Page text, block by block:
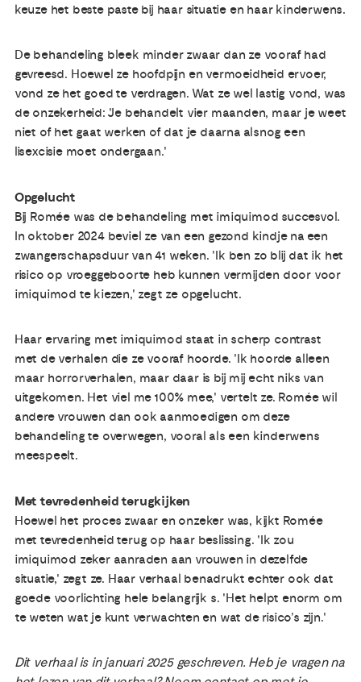
keuze het beste paste bij haar situatie en haar kinderwens.
De behandeling bleek minder zwaar dan ze vooraf had
gevreesd. Hoewel ze hoofdpijn en vermoeidheid ervoer,
vond ze het goed te verdragen. Wat ze wel lastig vond, was
de onzekerheid: 'Je behandelt vier maanden, maar je weet
niet of het gaat werken of dat je daarna alsnog een
lisexcisie moet ondergaan.'
Opgelucht
Bij Romée was de behandeling met imiquimod succesvol.
In oktober 2024 beviel ze van een gezond kindje na een
zwangerschapsduur van 41 weken. 'Ik ben zo blij dat ik het
risico op vroeggeboorte heb kunnen vermijden door voor
imiquimod te kiezen,' zegt ze opgelucht.
Haar ervaring met imiquimod staat in scherp contrast
met de verhalen die ze vooraf hoorde. 'Ik hoorde alleen
maar horrorverhalen, maar daar is bij mij echt niks van
uitgekomen. Het viel me 100% mee,' vertelt ze. Romée wil
andere vrouwen dan ook aanmoedigen om deze
behandeling te overwegen, vooral als een kinderwens
meespeelt.
Met tevredenheid terugkijken
Hoewel het proces zwaar en onzeker was, kijkt Romée
met tevredenheid terug op haar beslissing. 'Ik zou
imiquimod zeker aanraden aan vrouwen in dezelfde
situatie,' zegt ze. Haar verhaal benadrukt echter ook dat
goede voorlichting hele belangrijk s. 'Het helpt enorm om
te weten wat je kunt verwachten en wat de risico’s zijn.'
Dit verhaal is in januari 2025 geschreven. Heb je vragen na